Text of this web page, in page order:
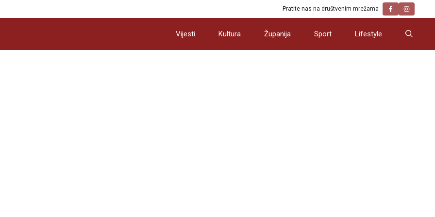
Pratite nas na društvenim mrežama
Vijesti Kultura Županija Sport Lifestyle